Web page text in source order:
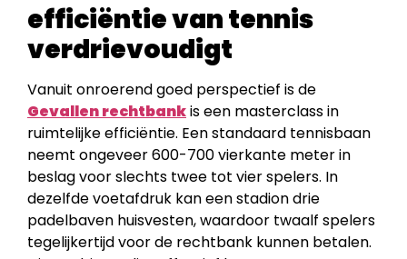
efficiëntie van tennis
verdrievoudigt
Vanuit onroerend goed perspectief is de
Gevallen rechtbankis een masterclass in
ruimtelijke efficiëntie. Een standaard tennisbaan
neemt ongeveer 600-700 vierkante meter in
beslag voor slechts twee tot vier spelers. In
dezelfde voetafdruk kan een stadion drie
padelbaven huisvesten, waardoor twaalf spelers
tegelijkertijd voor de rechtbank kunnen betalen.